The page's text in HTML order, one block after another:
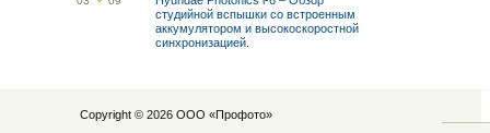
студийной вспышки со встроенным
аккумулятором и высокоскоростной
синхронизацией.
Copyright © 2026 ООО «Профото»